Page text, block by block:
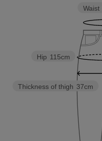
Thickness of thigh 37cm
Hip 115cm
Waist